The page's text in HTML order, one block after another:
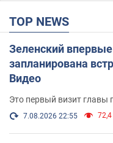
TOP NEWS
Зеленский
запланирована
Видео
Это первый визит главы
7.08.2026 22:55 72,4